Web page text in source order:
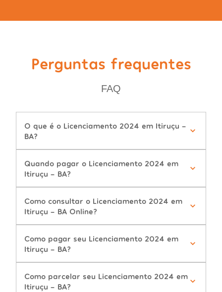
Perguntas frequentes
FAQ
O que é o Licenciamento 2024 em Itiruçu -
BA?
Quando pagar o Licenciamento 2024 em
Itiruçu - BA?
Como consultar o Licenciamento 2024 em
Itiruçu - BA Online?
Como pagar seu Licenciamento 2024 em
Itiruçu - BA?
Como parcelar seu Licenciamento 2024 em
Itiruçu - BA?